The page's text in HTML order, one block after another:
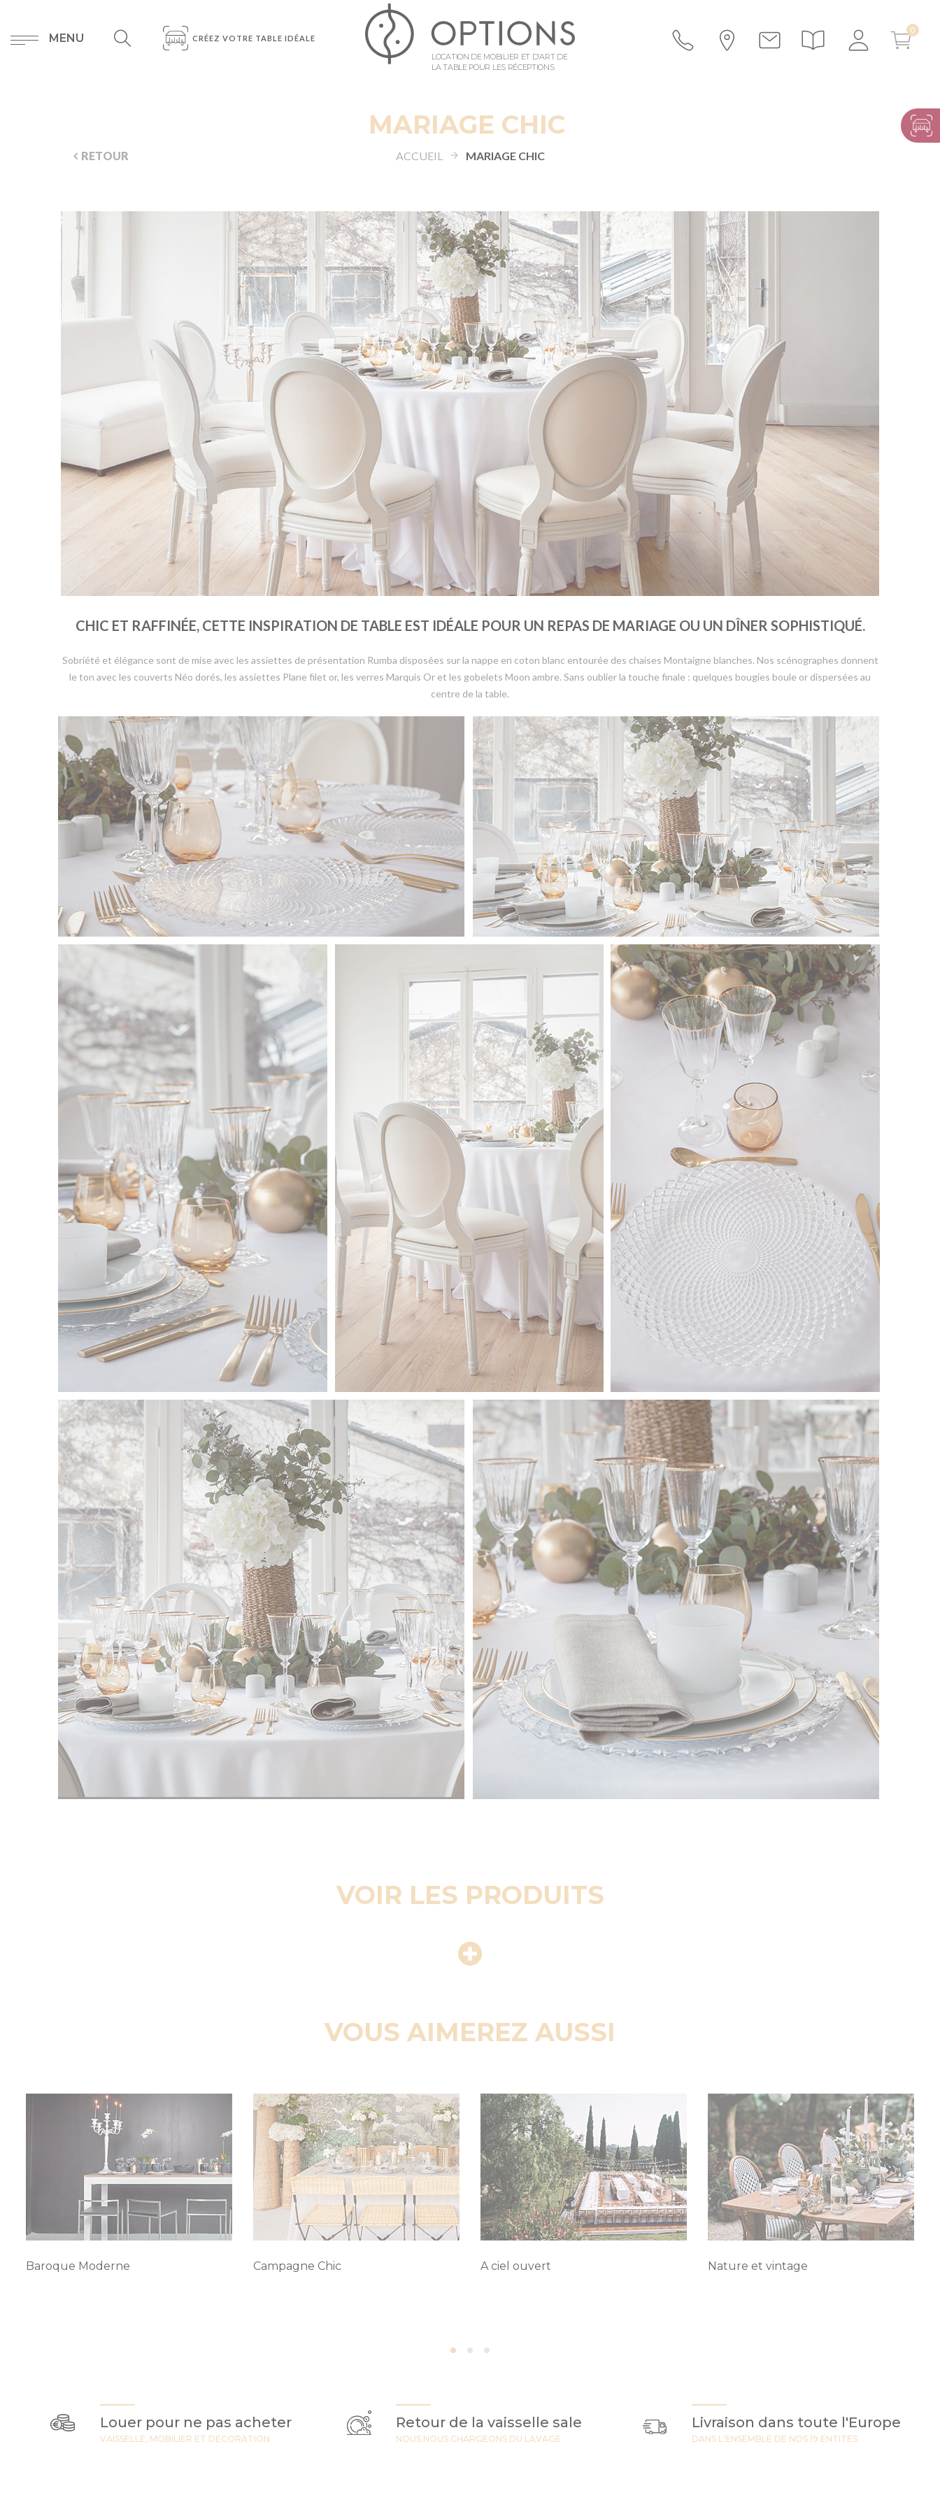
MENU CRÉEZ VOTRE TABLE IDÉALE
LOCATION DE MOBILIER ET D’ART DE
LA TABLE POUR LES RÉCEPTIONS
MARIAGE CHIC
RETOUR ACCUEIL MARIAGE CHIC
CHIC ET RAFFINÉE, CETTE INSPIRATION DE TABLE EST IDÉALE POUR UN REPAS DE MARIAGE OU UN DÎNER SOPHISTIQUÉ.
Sobriété et élégance sont de mise avec les assiettes de présentation Rumba disposées sur la nappe en coton blanc entourée des chaises Montaigne blanches. Nos scénographes donnent
le ton avec les couverts Néo dorés, les assiettes Plane filet or, les verres Marquis Or et les gobelets Moon ambre. Sans oublier la touche finale : quelques bougies boule or dispersées au
centre de la table.
VOIR LES PRODUITS
VOUS AIMEREZ AUSSI
Baroque Moderne Campagne Chic A ciel ouvert Nature et vintage
Louer pour ne pas acheter
VAISSELLE, MOBILIER ET DECORATION
Retour de la vaisselle sale
NOUS NOUS CHARGEONS DU LAVAGE
Livraison dans toute l'Europe
DANS L'ENSEMBLE DE NOS 19 ENTITES